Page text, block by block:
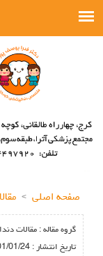
صفحه اصلی >
گروه مقاله : مقالات
تاريخ انتشار : 24 - 16:22